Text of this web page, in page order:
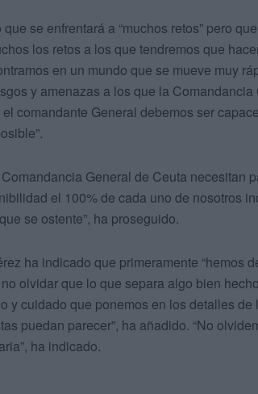
se enfrentará a “muchos retos” pero
los retos a los que tendremos que
en un mundo que se mueve muy
y amenazas a los que la
comandante General debemos ser
General de Ceuta necesitan
el 100% de cada uno de nosotros
se ostente”, ha proseguido.
ha indicado que primeramente “hemos
olvidar que lo que separa algo bien
y cuidado que ponemos en los detalles
puedan parecer”, ha añadido. “No
ha indicado.